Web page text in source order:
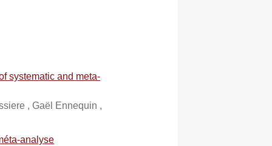
systematic and meta-
, Gaël Ennequin ,
analyse